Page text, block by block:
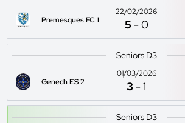
Premesques FC 1
22/02/2026
5 -0
Seniors D3
Genech ES 2
01/03/2026
3 -1
Seniors D3